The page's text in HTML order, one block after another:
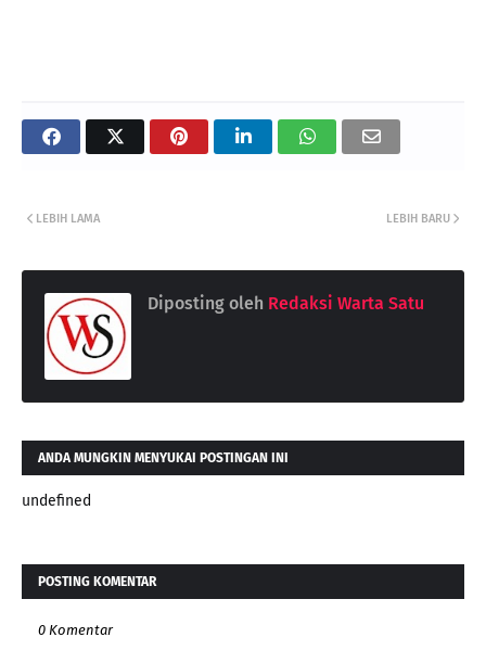
LEBIH BARU
LEBIH LAMA
Diposting oleh Redaksi Warta Satu
ANDA MUNGKIN MENYUKAI POSTINGAN INI
undefined
POSTING KOMENTAR
0 Komentar